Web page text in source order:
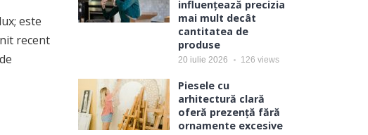
este
recent
influențează precizia
mai mult decât
cantitatea de
produse
20 iulie 2026 126 views
Piesele cu
arhitectură clară
oferă prezență fără
ornamente excesive